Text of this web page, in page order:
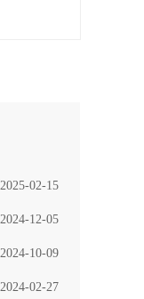
2025-02-15
2024-12-05
2024-10-09
2024-02-27